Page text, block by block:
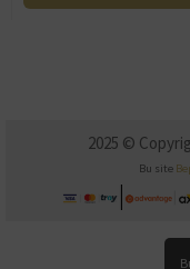
2025 ©
Bu site